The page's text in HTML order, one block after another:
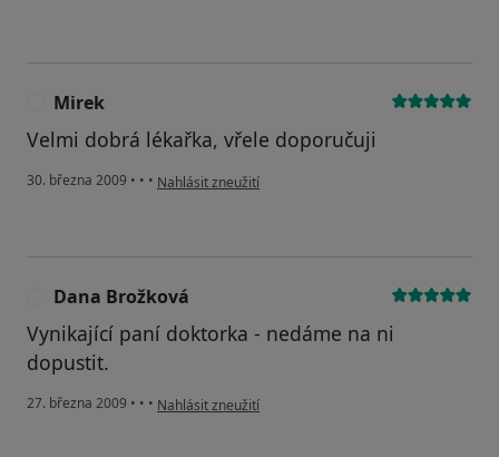
Mirek
Velmi dobrá lékařka, vřele doporučuji
30. března 2009 • • • podle názoru uživatele Mirek
Nahlásit zneužití
Dana Brožková
Vynikající paní doktorka - nedáme na ni
dopustit.
27. března 2009 • • • podle názoru uživatele Dana Brožková
Nahlásit zneužití